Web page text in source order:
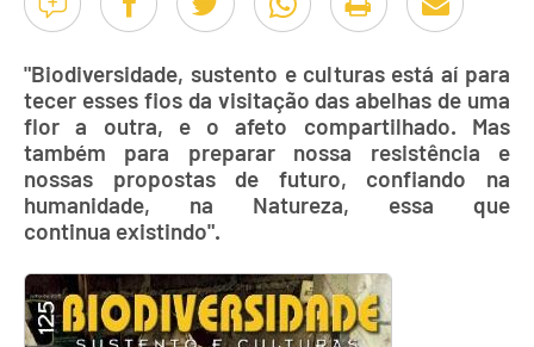
"Biodiversidade, sustento e culturas está aí para
tecer esses fios da visitação das abelhas de uma
flor a outra, e o afeto compartilhado. Mas
também para preparar nossa resistência e
nossas propostas de futuro, confiando na
humanidade, na Natureza, essa que
continua existindo".